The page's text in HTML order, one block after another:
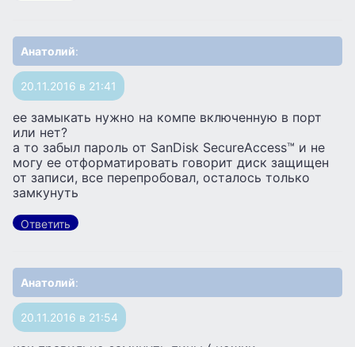
Анатолий:
20.11.2016 в 21:41
ее замыкать нужно на компе включенную в порт
или нет?
а то забыл пароль от SanDisk SecureAccess™ и не
могу ее отформатировать говорит диск защищен
от записи, все перепробовал, осталось только
замкунуть
Ответить
Анатолий:
20.11.2016 в 21:54